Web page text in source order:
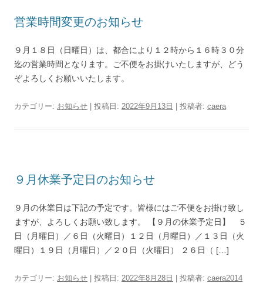
営業時間変更のお知らせ
９月１８日（日曜日）は、都合により１２時から１６時３０分
迄の営業時間となります。ご不便をお掛けいたしますが、どう
ぞよろしくお願いいたします。
カテゴリー: お知らせ | 投稿日: 2022年9月13日 投稿者: caera
９月休業予定日のお知らせ
９月の休業日は下記の予定です。皆様にはご不便をお掛け致し
ますが、よろしくお願い致します。 【９月の休業予定日】 ５
日（月曜日）／６日（火曜日）１２日（月曜日）／１３日（火
曜日）１９日（月曜日）／２０日（火曜日） ２６日（ […]
カテゴリー: お知らせ | 投稿日: 2022年8月28日 投稿者: caera2014